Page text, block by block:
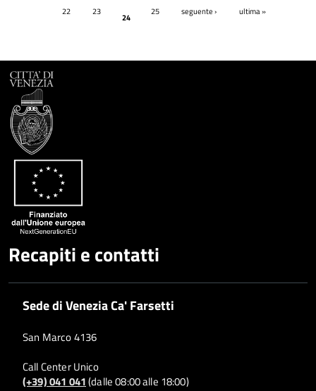
22 23
24
25 seguente › ultima »
Recapiti e contatti
Sede di Venezia Ca' Farsetti
San Marco 4136
Call Center Unico
(+39) 041 041(dalle 08:00 alle 18:00)